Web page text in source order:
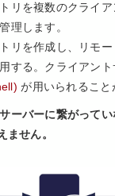
リを複数のクライ
理します。
リを作成し、リモ
する。クライアン
が用いられること
ーバーに繋がって
ません。